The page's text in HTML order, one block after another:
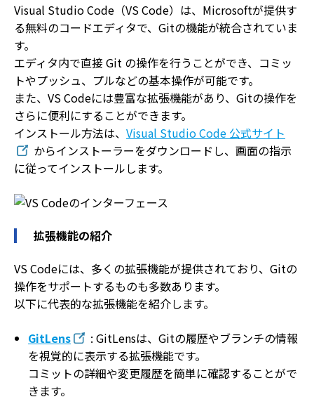
Visual Studio Code（VS Code）は、Microsoftが提供す
る無料のコードエディタで、Gitの機能が統合されていま
す。
エディタ内で直接 Git の操作を行うことができ、コミッ
トやプッシュ、プルなどの基本操作が可能です。
また、VS Codeには豊富な拡張機能があり、Gitの操作を
さらに便利にすることができます。
インストール方法は、 Visual Studio Code 公式サイト
からインストーラーをダウンロードし、画面の指示
に従ってインストールします。
拡張機能の紹介
VS Codeには、多くの拡張機能が提供されており、Gitの
操作をサポートするものも多数あります。
以下に代表的な拡張機能を紹介します。
GitLens
: GitLensは、Gitの履歴やブランチの情報
を視覚的に表示する拡張機能です。
コミットの詳細や変更履歴を簡単に確認することがで
きます。